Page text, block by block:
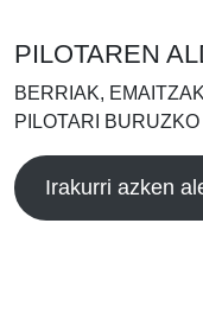
PILOTAREN
BERRIAK,
PILOTARI
Irakurri azken